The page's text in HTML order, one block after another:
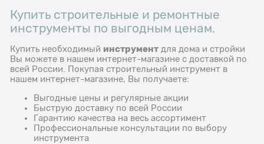
Купить строительные и ремонтные
инструменты по выгодным ценам.
Купить необходимый инструмент для дома и стройки
Вы можете в нашем интернет-магазине с доставкой по
всей России. Покупая строительный инструмент в
нашем интернет-магазине, Вы получаете:
Выгодные цены и регулярные акции
Быструю доставку по всей России
Гарантию качества на весь ассортимент
Профессиональные консультации по выбору
инструмента